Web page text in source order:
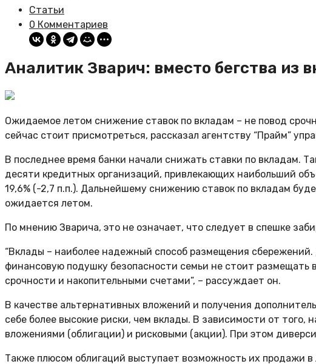
Статьи
0 Комментариев
Аналитик Зварич: вместо бегства из
Ожидаемое летом снижение ставок по вкладам – не повод
сейчас стоит присмотреться, рассказал агентству “Прайм”
В последнее время банки начали снижать ставки по вкладам.
десяти кредитных организаций, привлекающих наибольший
19,6% (-2,7 п.п.). Дальнейшему снижению ставок по вкладам
ожидается летом.
По мнению Зварича, это не означает, что следует в спешке
“Вклады – наиболее надежный способ размещения
финансовую подушку безопасности семьи не стоит
срочности и накопительными счетами”, – рассуждает он.
В качестве альтернативных вложений и получения
себе более высокие риски, чем вклады. В зависимости от того,
вложениями (облигации) и рисковыми (акции). При этом
Также плюсом облигаций выступает возможность их продажи